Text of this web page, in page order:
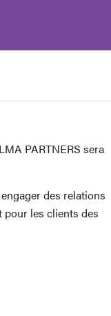
PARTNERS sera
des relations
pour les clients des